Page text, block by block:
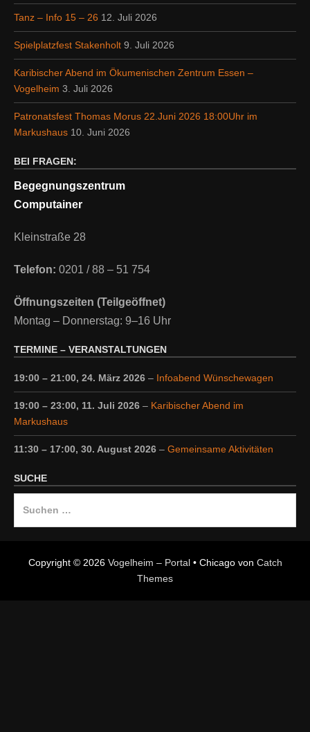
Tanz – Info 15 – 26 12. Juli 2026
Spielplatzfest Stakenholt 9. Juli 2026
Karibischer Abend im Ökumenischen Zentrum Essen –
Vogelheim 3. Juli 2026
Patronatsfest Thomas Morus 22.Juni 2026 18:00Uhr im
Markushaus 10. Juni 2026
BEI FRAGEN:
Begegnungszentrum
Computainer
Kleinstraße 28
Telefon: 0201 / 88 – 51 754
Öffnungszeiten (Teilgeöffnet)
Montag – Donnerstag: 9–16 Uhr
TERMINE – VERANSTALTUNGEN
19:00 – 21:00, 24. März 2026 – Infoabend Wünschewagen
19:00 – 23:00, 11. Juli 2026 – Karibischer Abend im
Markushaus
11:30 – 17:00, 30. August 2026 – Gemeinsame Aktivitäten
SUCHE
Copyright © 2026 Vogelheim – Portal• Chicago von Catch
Themes